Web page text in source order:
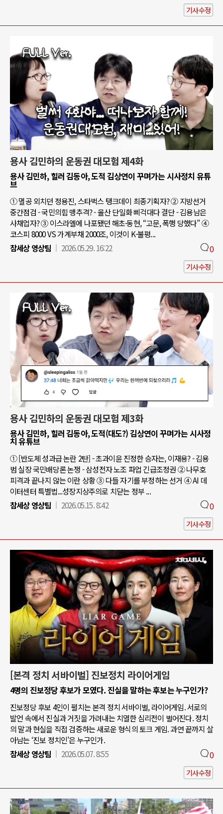
기사수정
용사 김민하의 운동권 대모험 제4화
용사 김민하, 힐러 김동아, 도적 김상연이 꾸며가는 시사정치 유튜
브
① 멸공 외치던 정용진, 스타벅스 탱크데이 최종기획자? ② 지방선거
중간점검 - 국민의힘 맹추격? - 울산 단일화 삐걱대다 결단 - 김용남은
사채업자? ③ 이스라엘에 나포됐던 해초·동현, “고문, 폭행 당했다” ④
코스피 8000 VS 가계부채 2000조, 이것이 K-불평...
참세상 영상팀
2026.05.29. 16:22 0
기사수정
용사 김민하의 운동권 대모험 제3화
용사 김민하, 힐러 김동아, 도적(대도?) 김상연이 꾸며가는 시사정
치 유튜브
① [반도체 성과급 논란 2탄] - 초과이윤 진정한 승자는, 이재용? - 김용
범 실장 국민배당론 논쟁 - 삼성전자 노조 파업 긴급조정권 ② 나무호
피격과 끝나지 않는 이란 상황 ③ 다들 자기를 부정하는 선거 ④ AI 데
이터센터 특별법...성장지상주의로 치닫는 정부 ...
참세상 영상팀
2026.05.15. 8:42 0
기사수정
[본격 정치 서바이벌] 진보정치 라이어게임
4명의 진보정당 후보가 모였다. 진실을 말하는 후보는 누구인가?
진보정당 후보 4인이 펼치는 본격 정치 서바이벌, 라이어게임. 서로의
발언 속에서 진실과 거짓을 가려내는 치열한 심리전이 벌어진다. 정치
의 말과 현실을 직접 검증하는 새로운 형식의 토크 게임. 과연 끝까지 살
아남는 ‘진보 정치인’은 누구인가.
참세상 영상팀
2026.05.07. 8:55 0
기사수정